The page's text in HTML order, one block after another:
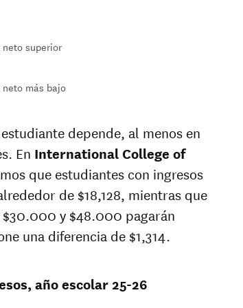
superior
más bajo
depende, al menos en
En International College of
que estudiantes con ingresos
de $18,128, mientras que
y $48.000 pagarán
una diferencia de $1,314.
año escolar 25-26